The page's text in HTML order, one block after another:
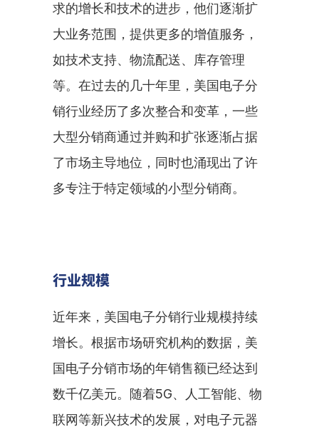
求的增长和技术的进步，他们逐渐扩
大业务范围，提供更多的增值服务，
如技术支持、物流配送、库存管理
等。在过去的几十年里，美国电子分
销行业经历了多次整合和变革，一些
大型分销商通过并购和扩张逐渐占据
了市场主导地位，同时也涌现出了许
多专注于特定领域的小型分销商。
行业规模
近年来，美国电子分销行业规模持续
增长。根据市场研究机构的数据，美
国电子分销市场的年销售额已经达到
数千亿美元。随着5G、人工智能、物
联网等新兴技术的发展，对电子元器